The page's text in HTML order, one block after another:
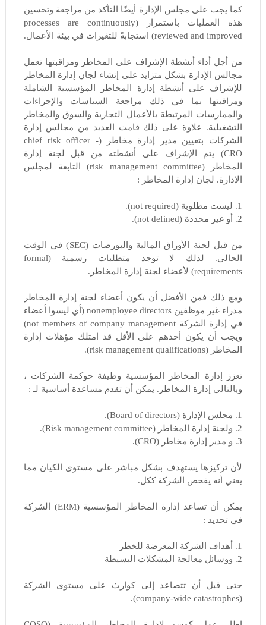
كما يجب على مجلس الإدارة أيضًا التأكد من مراجعة وتحسين
هذه العمليات باستمرار (processes are continuously
reviewed and improved) استجابةً للتغيرات في بيئة الأعمال.
من أجل أداء أنشطة الإشراف على المخاطر ومراقبتها تعمل
مجالس الإدارة بشكل متزايد على إنشاء لجان إدارة المخاطر
للإشراف على أنشطة إدارة المخاطر المؤسسية الشاملة
ومراقبتها بما في ذلك مراجعة السياسات والإجراءات
والممارسات المرتبطة بالأعمال التجارية والسوق والمخاطر
التشغيلية. علاوة على ذلك قامت العديد من مجالس إدارة
الشركات بتعيين مدير إدارة مخاطر (chief risk officer -
CRO) يتم الإشراف على أنشطته من قبل لجنة إدارة
المخاطر (risk management committee) التابعة لمجلس
الإدارة. لجان إدارة المخاطر :
1. ليست مطلوبة (not required).
2. أو غير محددة (not defined).
من قبل لجنة الأوراق المالية والبورصات (SEC) في الوقت
الحالي. لذلك لا توجد متطلبات رسمية (formal
requirements) لأعضاء لجنة إدارة المخاطر.
ومع ذلك فمن الأفضل أن يكون أعضاء لجنة إدارة المخاطر
مدراء غير موظفين nonemployee directors (أي ليسوا أعضاء
في إدارة الشركة not members of company management)
ويجب أن يكون أحدهم على الأقل قد امتلك مؤهلات إدارة
المخاطر (risk management qualifications).
تعزز إدارة المخاطر المؤسسية وظيفة حوكمة الشركات ،
وبالتالي إدارة المخاطر. يمكن أن تقدم مساعدة أساسية لـ :
1. مجلس الإدارة (Board of directors).
2. ولجنة إدارة المخاطر (Risk management committee).
3. و مدير إدارة مخاطر (CRO).
لأن تركيزها يستهدف بشكل مباشر على مستوى الكيان مما
يعني أنه يفحص الشركة ككل.
يمكن أن تساعد إدارة المخاطر المؤسسية (ERM) الشركة
في تحديد :
1. أهداف الشركة المعرضة للخطر
2. ووسائل معالجة المشكلات البسيطة
حتى قبل أن تتصاعد إلى كوارث على مستوى الشركة
(company-wide catastrophes).